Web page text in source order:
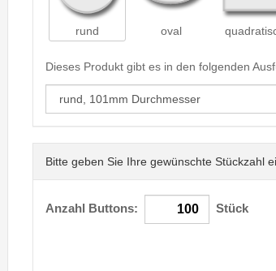
rund oval
Dieses Produkt gibt es in den folgenden
Bitte geben Sie Ihre gewünschte Stückzahl
Anzahl Buttons: Stück
< /picture>